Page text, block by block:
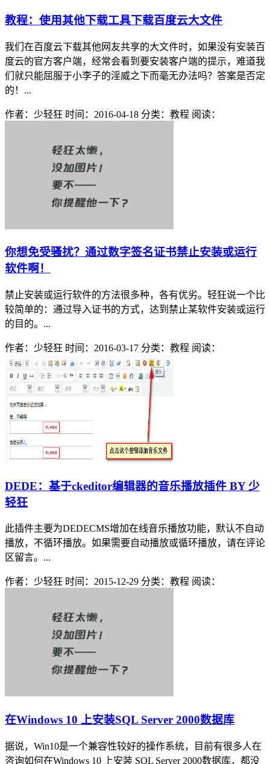
教程：使用其他下载工具下载百度云大文件
我们在百度云下载其他网友共享的大文件时，如果没有安装百
度云的官方客户端，经常会看到要安装客户端的提示，难道我
们就只能屈服于小李子的淫威之下而毫无办法吗？答案是否定
的！...
作者：少轻狂 时间：2016-04-18 分类：教程 阅读：
你想免受骚扰？通过数字签名证书禁止安装或运行
软件啊！
禁止安装或运行软件的方法很多种，各有优劣。轻狂说一个比
较简单的：通过导入证书的方式，达到禁止某软件安装或运行
的目的。...
作者：少轻狂 时间：2016-03-17 分类：教程 阅读：
DEDE：基于ckeditor编辑器的音乐播放插件 BY 少
轻狂
此插件主要为DEDECMS增加在线音乐播放功能，默认不自动
播放，不循环播放。如果需要自动播放或循环播放，请在评论
区留言。...
作者：少轻狂 时间：2015-12-29 分类：教程 阅读：
在Windows 10 上安装SQL Server 2000数据库
据说，Win10是一个兼容性较好的操作系统，目前有很多人在
咨询如何在Windows 10 上安装 SQL Server 2000数据库，都没